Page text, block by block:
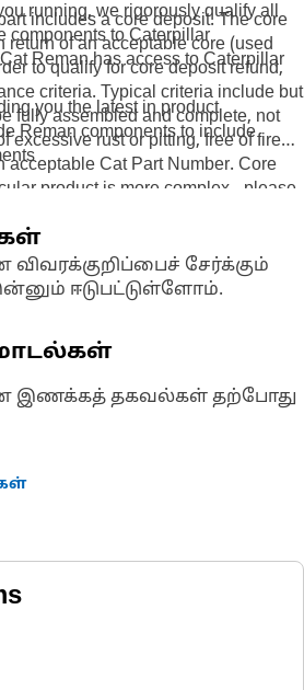
running, we rigorously qualify all
components to Caterpillar
Reman has access to Caterpillar
you the latest in product
Reman components to include
includes a core deposit. The core
return of an acceptable core (used
to qualify for core deposit refund,
criteria. Typical criteria include but
fully assembled and complete, not
excessive rust or pitting, free of fire
acceptable Cat Part Number. Core
product is more complex - please
சேர்க்கும்
ஈடுபட்டுள்ளோம்.
இணக்கத் தகவல்கள் தற்போது